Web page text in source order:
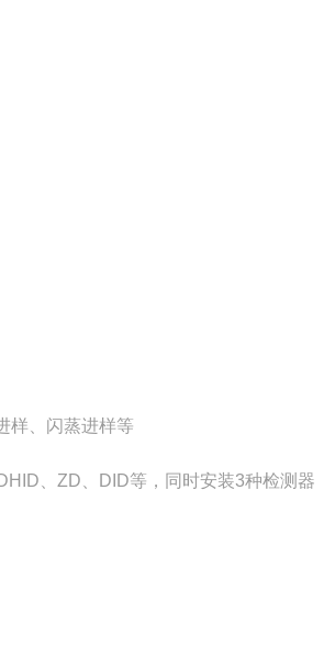
样、闪蒸进样等
、ZD、DID等，同时安装3种检测器